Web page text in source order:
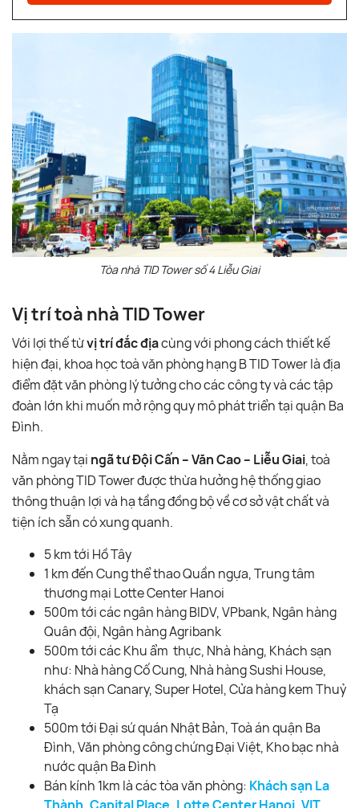
Tòa nhà TID Tower số 4 Liễu Giai
Vị trí toà nhà TID Tower
Với lợi thế từvị trí đắc địacùng với phong cách thiết kế
hiện đại, khoa học toà văn phòng hạng B TID Tower là địa
điểm đặt văn phòng lý tưởng cho các công ty và các tập
đoàn lớn khi muốn mở rộng quy mô phát triển tại quận Ba
Đình.
Nằm ngay tại ngã tư Đội Cấn – Văn Cao – Liễu Giai, toà
văn phòng TID Tower được thừa hưởng hệ thống giao
thông thuận lợi và hạ tầng đồng bộ về cơ sở vật chất và
tiện ích sẵn có xung quanh.
5 km tới Hồ Tây
1 km đến Cung thể thao Quần ngựa, Trung tâm
thương mại Lotte Center Hanoi
500m tới các ngân hàng BIDV, VPbank, Ngân hàng
Quân đội, Ngân hàng Agribank
500m tới các Khu ẩm thực, Nhà hàng, Khách sạn
như: Nhà hàng Cố Cung, Nhà hàng Sushi House,
khách sạn Canary, Super Hotel, Cửa hàng kem Thuỷ
Tạ
500m tới Đại sứ quán Nhật Bản, Toà án quận Ba
Đình, Văn phòng công chứng Đại Việt, Kho bạc nhà
nước quận Ba Đình
Bán kính 1km là các tòa văn phòng: Khách sạn La